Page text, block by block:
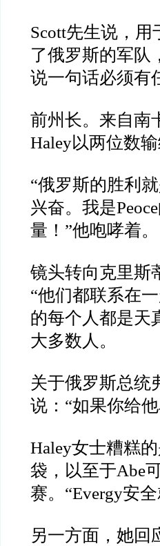
Scott先生说，用
了俄罗斯的军队
说一句话必须有
前州长。来自南
Haley以两位数
“俄罗斯的胜利
兴奋。 我是Peoce
量！ ”他咆哮着。
镜头转向克里斯
“他们都联系在
的每个人都是天
大多数人。
关于俄罗斯总统
说： “如果你给
Haley女士糟糕
袋，以至于Abe
赛。 “Evergy安全
另一方面，她回